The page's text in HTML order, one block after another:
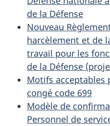
L
E
S
D
E
L
de la Défense
Nouveau
harcèlement et de
travail pour les
de la Défense
Motifs acceptables
congé code 699
Modèle de
Personnel de